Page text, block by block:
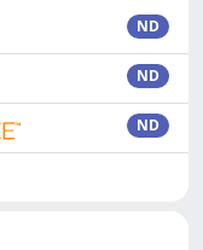
ND
ND
ND